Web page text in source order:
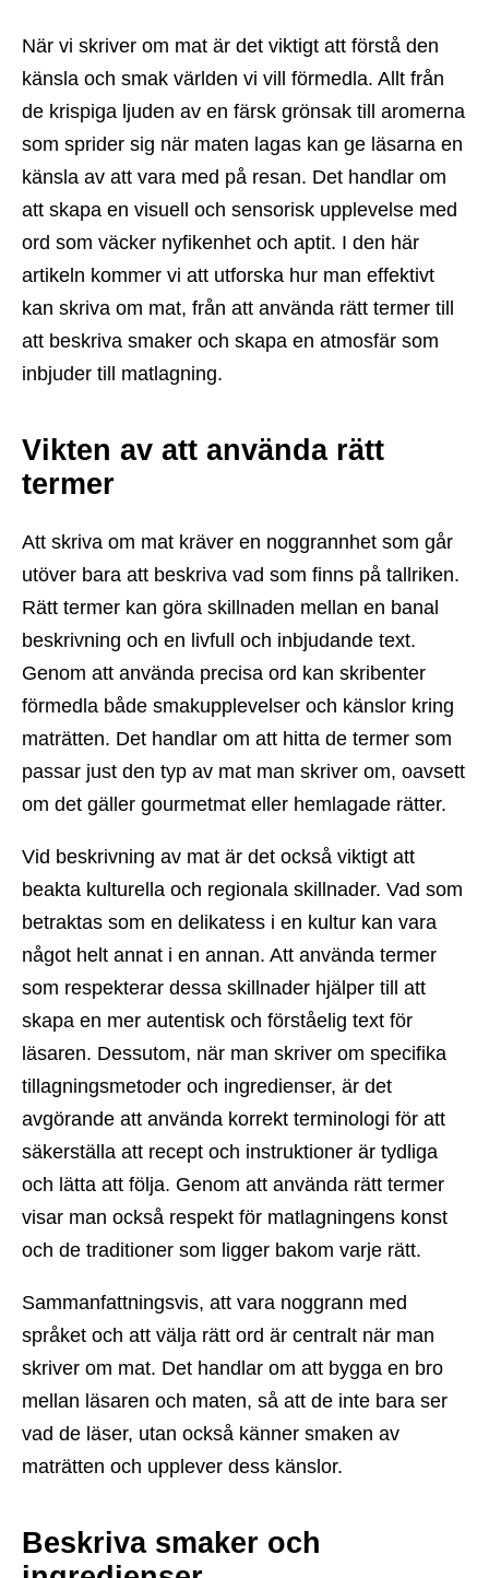
När vi skriver om mat är det viktigt att förstå den
känsla och smak världen vi vill förmedla. Allt från
de krispiga ljuden av en färsk grönsak till aromerna
som sprider sig när maten lagas kan ge läsarna en
känsla av att vara med på resan. Det handlar om
att skapa en visuell och sensorisk upplevelse med
ord som väcker nyfikenhet och aptit. I den här
artikeln kommer vi att utforska hur man effektivt
kan skriva om mat, från att använda rätt termer till
att beskriva smaker och skapa en atmosfär som
inbjuder till matlagning.
Vikten av att använda rätt
termer
Att skriva om mat kräver en noggrannhet som går
utöver bara att beskriva vad som finns på tallriken.
Rätt termer kan göra skillnaden mellan en banal
beskrivning och en livfull och inbjudande text.
Genom att använda precisa ord kan skribenter
förmedla både smakupplevelser och känslor kring
maträtten. Det handlar om att hitta de termer som
passar just den typ av mat man skriver om, oavsett
om det gäller gourmetmat eller hemlagade rätter.
Vid beskrivning av mat är det också viktigt att
beakta kulturella och regionala skillnader. Vad som
betraktas som en delikatess i en kultur kan vara
något helt annat i en annan. Att använda termer
som respekterar dessa skillnader hjälper till att
skapa en mer autentisk och förståelig text för
läsaren. Dessutom, när man skriver om specifika
tillagningsmetoder och ingredienser, är det
avgörande att använda korrekt terminologi för att
säkerställa att recept och instruktioner är tydliga
och lätta att följa. Genom att använda rätt termer
visar man också respekt för matlagningens konst
och de traditioner som ligger bakom varje rätt.
Sammanfattningsvis, att vara noggrann med
språket och att välja rätt ord är centralt när man
skriver om mat. Det handlar om att bygga en bro
mellan läsaren och maten, så att de inte bara ser
vad de läser, utan också känner smaken av
maträtten och upplever dess känslor.
Beskriva smaker och